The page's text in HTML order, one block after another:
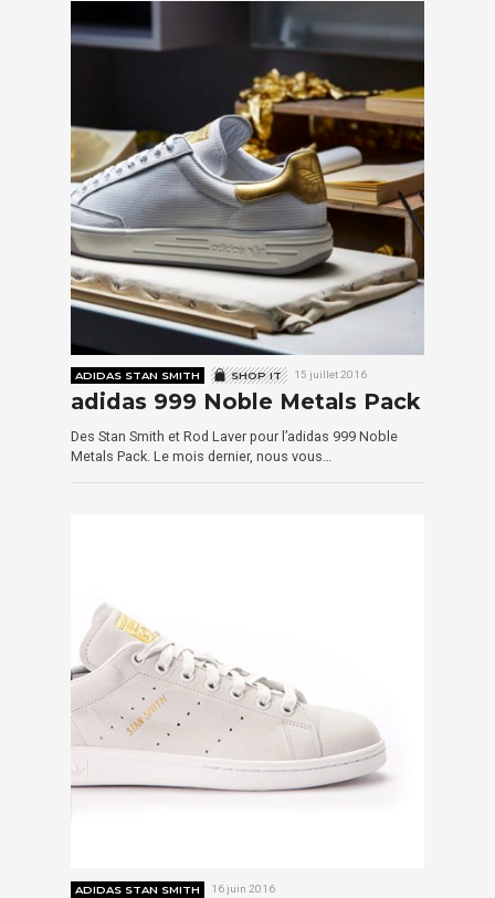
ADIDAS STAN SMITH SHOP IT 15 juillet 2016
adidas 999 Noble Metals Pack
Des Stan Smith et Rod Laver pour l’adidas 999 Noble
Metals Pack. Le mois dernier, nous vous…
ADIDAS STAN SMITH 16 juin 2016